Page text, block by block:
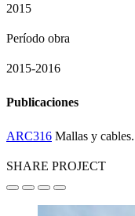
2015
Período obra
2015-2016
Publicaciones
ARC316 Mallas y
SHARE PROJECT